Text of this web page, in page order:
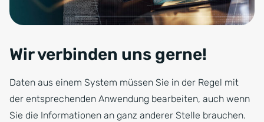
Wir verbinden uns gerne!
Daten aus einem System müssen Sie in der Regel mit
der entsprechenden Anwendung bearbeiten, auch wenn
Sie die Informationen an ganz anderer Stelle brauchen.